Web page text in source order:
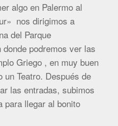
algo en Palermo al
nos dirigimos a
del Parque
podremos ver las
Griego , en muy buen
un Teatro. Después de
las entradas, subimos
para llegar al bonito